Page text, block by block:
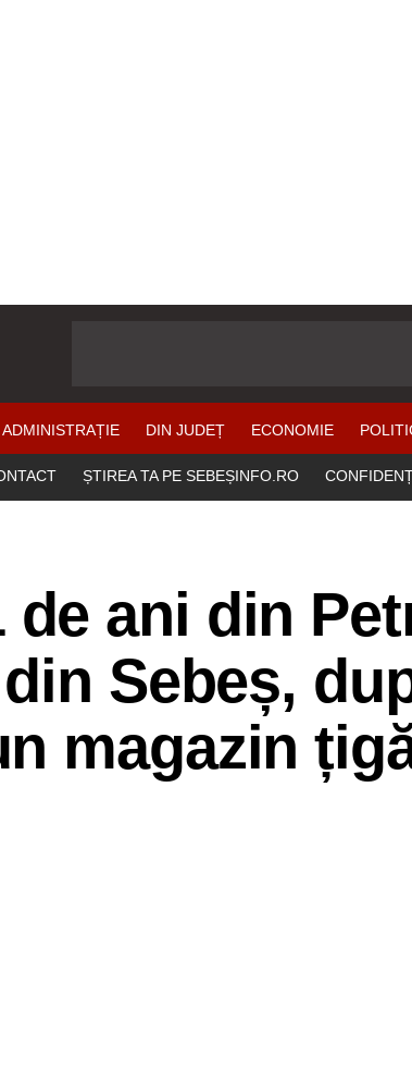
ADMINISTRAȚIE DIN JUDEȚ ECONOMIE
ȘTIREA TA PE SEBEȘINFO.RO
de ani din
Sebeș,
magazin